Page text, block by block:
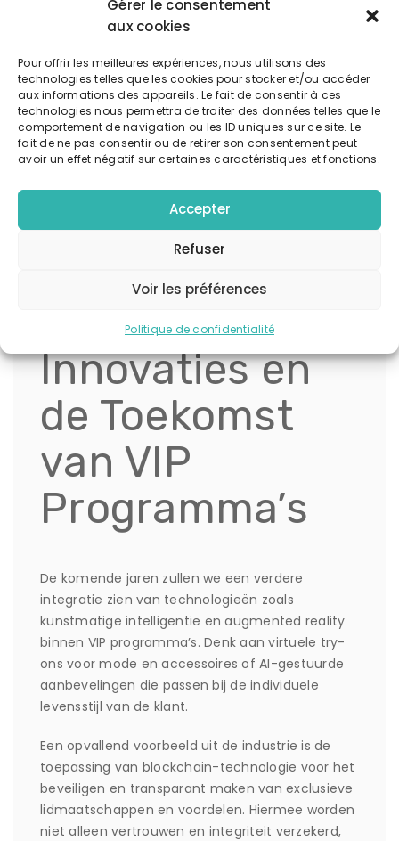
Gérer le consentement
aux cookies
Pour offrir les meilleures expériences, nous utilisons des
technologies telles que les cookies pour stocker et/ou accéder
aux informations des appareils. Le fait de consentir à ces
technologies nous permettra de traiter des données telles que le
comportement de navigation ou les ID uniques sur ce site. Le
fait de ne pas consentir ou de retirer son consentement peut
avoir un effet négatif sur certaines caractéristiques et fonctions.
Accepter
Refuser
Voir les préférences
Politique de confidentialité
kunnen merken relevantere en meer
Bijvoorbeeld, een luxe automerk dat inzicht krijgt
in de rijstijl en voorkeuren van haar klanten kan
exclusieve events organiseren die specifiek
aansluiten bij hun interessegebieden.
Daarnaast speelt premium platforms zoals
BetReppublic.nl een cruciale rol door het
aanbieden van content waarin de waarde van
VIP programma’s wordt uiteengezet vanuit een
strategisch perspectief. Dit platform fungeert als
van exclusiviteit en premium engagement in
Innovaties en
de Toekomst
van VIP
Programma’s
De komende jaren zullen we een verdere
integratie zien van technologieën zoals
kunstmatige intelligentie en augmented reality
binnen VIP programma’s. Denk aan virtuele try-
ons voor mode en accessoires of AI-gestuurde
aanbevelingen die passen bij de individuele
levensstijl van de klant.
Een opvallend voorbeeld uit de industrie is de
toepassing van blockchain-technologie voor het
beveiligen en transparant maken van exclusieve
lidmaatschappen en voordelen. Hiermee worden
niet alleen vertrouwen en integriteit verzekerd,